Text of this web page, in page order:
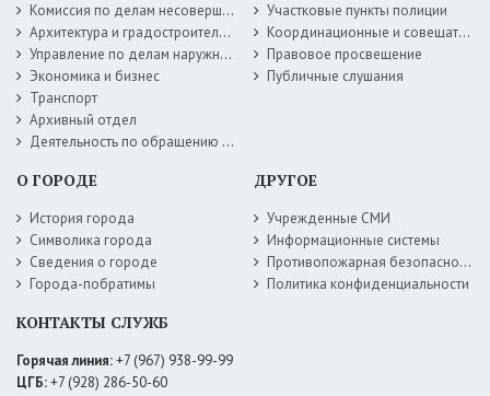
Комиссия по делам несовершеннолетних
Архитектура и градостроительство
Управление по делам наружной рекламы
Экономика и бизнес
Транспорт
Архивный отдел
Деятельность по обращению с животными без владельцев
Участковые пункты полиции
Координационные и совещательные органы
Правовое просвещение
Публичные слушания
О ГОРОДЕ
История города
Символика города
Сведения о городе
Города-побратимы
ДРУГОЕ
Учрежденные СМИ
Информационные системы
Противопожарная безопасность
Политика конфиденциальности
КОНТАКТЫ СЛУЖБ
Горячая линия:+7 (967) 938-99-99
ЦГБ:+7 (928) 286-50-60